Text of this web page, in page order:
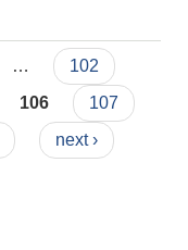
…
102
106
107
next ›